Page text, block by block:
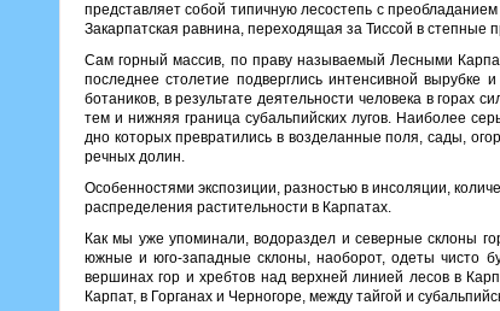
представляет собой типичную лесостепь с
Закарпатская равнина, переходящая за Тиссой в степные
Сам горный массив, по праву называемый Лесными
последнее столетие подверглись интенсивной вырубке
ботаников, в результате деятельности человека в горах
тем и нижняя граница субальпийских лугов. Наиболее
дно которых превратились в возделанные поля, сады,
речных долин.
Особенностями экспозиции, разностью в инсоляции,
распределения растительности в Карпатах.
Как мы уже упоминали, водораздел и северные склоны
южные и юго-западные склоны, наоборот, одеты чисто
вершинах гор и хребтов над верхней линией лесов в
Карпат, в Горганах и Черногоре, между тайгой и